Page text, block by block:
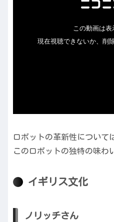
ロボットの革新性につい
このロボットの独特の味わ
イギリス文化
ノリッチさん